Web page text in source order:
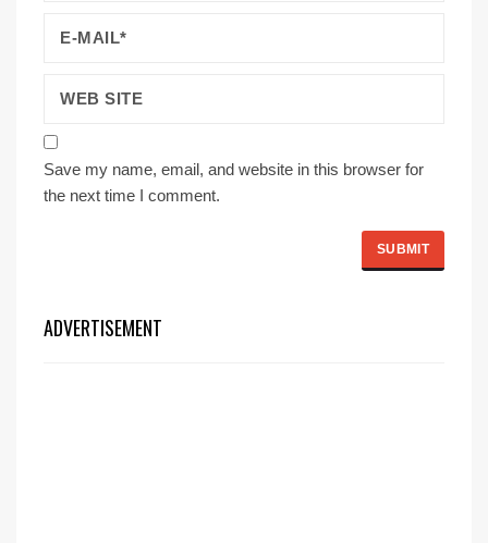
Save my name, email, and website in this browser for
the next time I comment.
ADVERTISEMENT